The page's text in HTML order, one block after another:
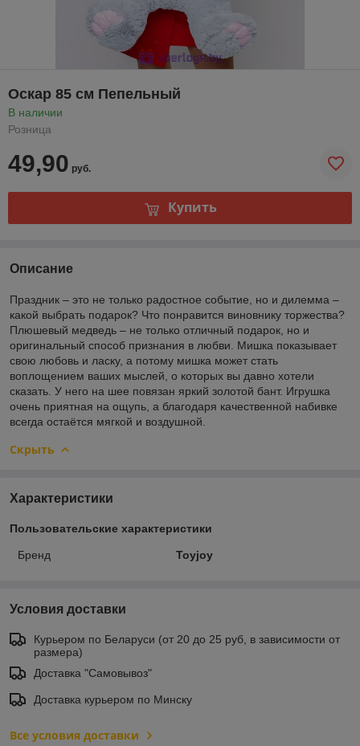
Оскар 85 см Пепельный
В наличии
Розница
49,90 руб.
Купить
Описание
Праздник – это не только радостное событие, но и дилемма –
какой выбрать подарок? Что понравится виновнику торжества?
Плюшевый медведь – не только отличный подарок, но и
оригинальный способ признания в любви. Мишка показывает
свою любовь и ласку, а потому мишка может стать
воплощением ваших мыслей, о которых вы давно хотели
сказать. У него на шее повязан яркий золотой бант. Игрушка
очень приятная на ощупь, а благодаря качественной набивке
всегда остаётся мягкой и воздушной.
Скрыть
Характеристики
Пользовательские характеристики
Бренд Toyjoy
Условия доставки
Курьером по Беларуси (от 20 до 25 руб, в зависимости от
размера)
Доставка "Самовывоз"
Доставка курьером по Минску
Все условия доставки